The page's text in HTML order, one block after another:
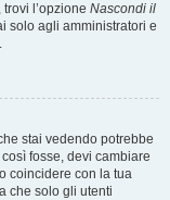
l’opzione Nascondi il
solo agli amministratori e
stai vedendo potrebbe
fosse, devi cambiare
coincidere con la tua
che solo gli utenti